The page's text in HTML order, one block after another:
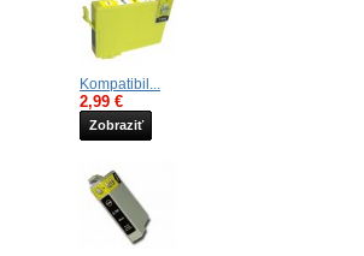
Kompatibil...
2,99 €
Zobraziť